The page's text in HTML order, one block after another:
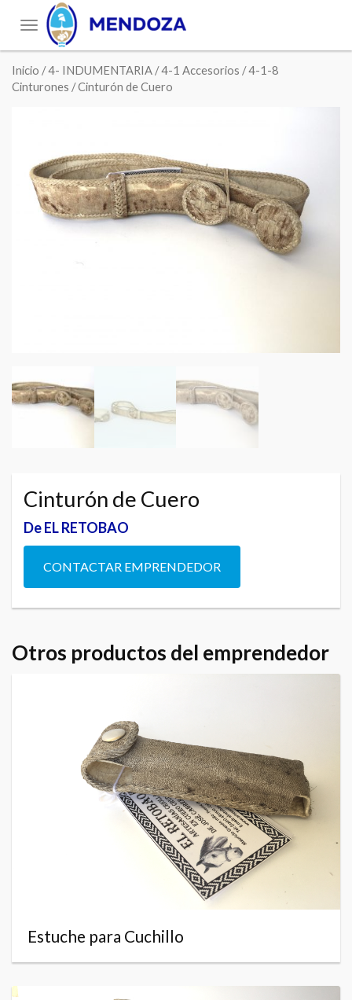
Toggle
navigation
Inicio /4- INDUMENTARIA /4-1 Accesorios /4-1-8
Cinturones / Cinturón de Cuero
Cinturón de Cuero
De EL RETOBAO
CONTACTAR EMPRENDEDOR
Otros productos del emprendedor
Estuche para Cuchillo